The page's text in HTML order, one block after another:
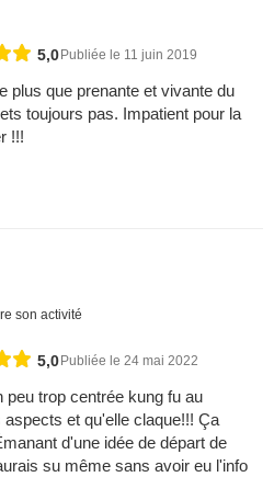
5,0Publiée le 11 juin 2019
plus que prenante et vivante du
toujours pas. Impatient pour la
!!!
son activité
5,0Publiée le 24 mai 2022
trop centrée kung fu au
et qu'elle claque!!! Ça
d'une idée de départ de
su même sans avoir eu l'info